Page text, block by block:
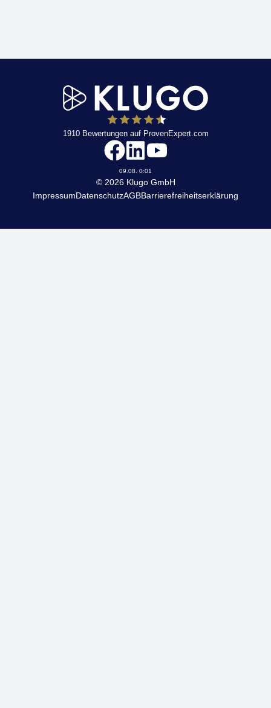
KLUGO
1910Bewertungen auf ProvenExpert.com
09.08. 0:01
© 2026 Klugo GmbH
ImpressumDatenschutzAGBBarrierefreiheitserklärung